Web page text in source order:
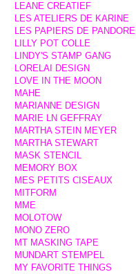
LEANE CREATIEF
LES ATELIERS DE KARINE
LES PAPIERS DE PANDORE
LILLY POT COLLE
LINDY'S STAMP GANG
LORELAI DESIGN
LOVE IN THE MOON
MAHE
MARIANNE DESIGN
MARIE LN GEFFRAY
MARTHA STEIN MEYER
MARTHA STEWART
MASK STENCIL
MEMORY BOX
MES PETITS CISEAUX
MITFORM
MME
MOLOTOW
MONO ZERO
MT MASKING TAPE
MUNDART STEMPEL
MY FAVORITE THINGS